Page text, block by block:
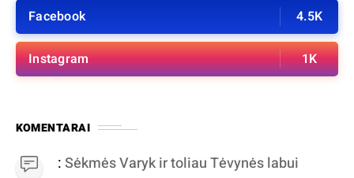
Facebook 4.5K
Instagram 1K
KOMENTARAI
:Sėkmės Varyk ir toliau Tėvynės labui